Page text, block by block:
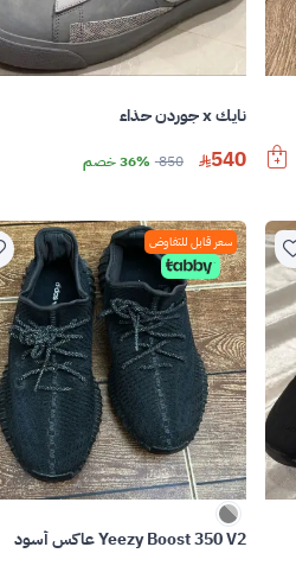
نايك x جوردن حذاء
540
850 36% خصم
سعر قابل للتفاوض
Yeezy Boost 350 V2 عاكس أسود